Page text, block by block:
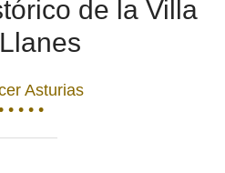
de la Villa
Asturias
• • • •